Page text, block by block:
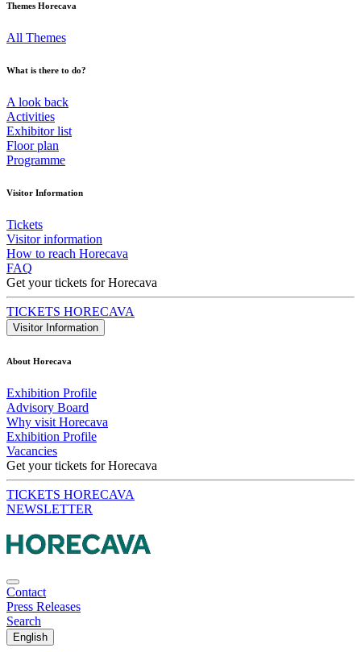
Themes Horecava
All Themes
What is there to do?
A look back
Activities
Exhibitor list
Floor plan
Programme
Visitor Information
Tickets
Visitor information
How to reach Horecava
FAQ
Get your tickets for Horecava
TICKETS HORECAVA
Visitor Information
About Horecava
Exhibition Profile
Advisory Board
Why visit Horecava
Exhibition Profile
Vacancies
Get your tickets for Horecava
TICKETS HORECAVA
NEWSLETTER
Contact
Press Releases
Search
English